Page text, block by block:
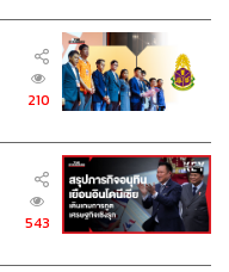
210
543